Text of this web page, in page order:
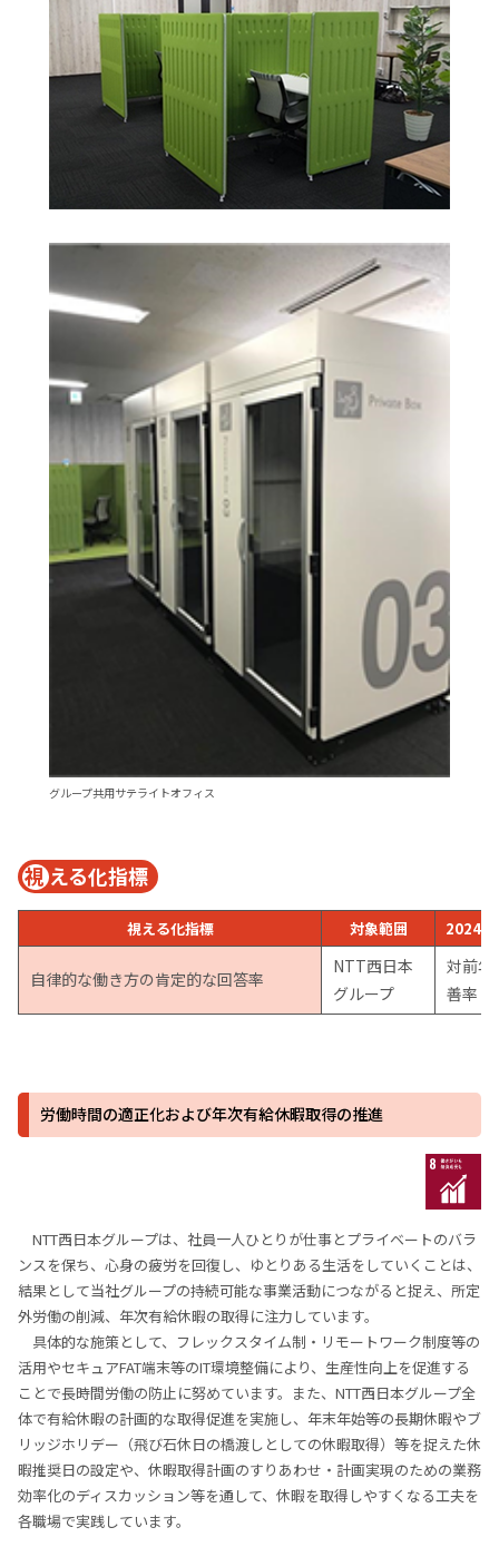
グループ共用サテライトオフィス
視える化指標
視える化指標 対象範囲 2024年
自律的な働き方の肯定的な回答率
NTT西日本
グループ
対前年
善率
労働時間の適正化および年次有給休暇取得の推進
NTT西日本グループは、社員一人ひとりが仕事とプライベートのバラ
ンスを保ち、心身の疲労を回復し、ゆとりある生活をしていくことは、
結果として当社グループの持続可能な事業活動につながると捉え、所定
外労働の削減、年次有給休暇の取得に注力しています。
具体的な施策として、フレックスタイム制・リモートワーク制度等の
活用やセキュアFAT端末等のIT環境整備により、生産性向上を促進する
ことで長時間労働の防止に努めています。また、NTT西日本グループ全
体で有給休暇の計画的な取得促進を実施し、年末年始等の長期休暇やブ
リッジホリデー（飛び石休日の橋渡しとしての休暇取得）等を捉えた休
暇推奨日の設定や、休暇取得計画のすりあわせ・計画実現のための業務
効率化のディスカッション等を通して、休暇を取得しやすくなる工夫を
各職場で実践しています。